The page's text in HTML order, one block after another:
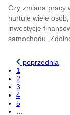
Czy zmiana pracy
nurtuje wiele
inwestycje
samochodu.
poprzednia
1
2
3
4
5